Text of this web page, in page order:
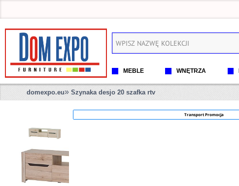
MEBLE WNĘTRZA
domexpo.eu» Szynaka desjo 20 szafka rtv
Transport Promocja